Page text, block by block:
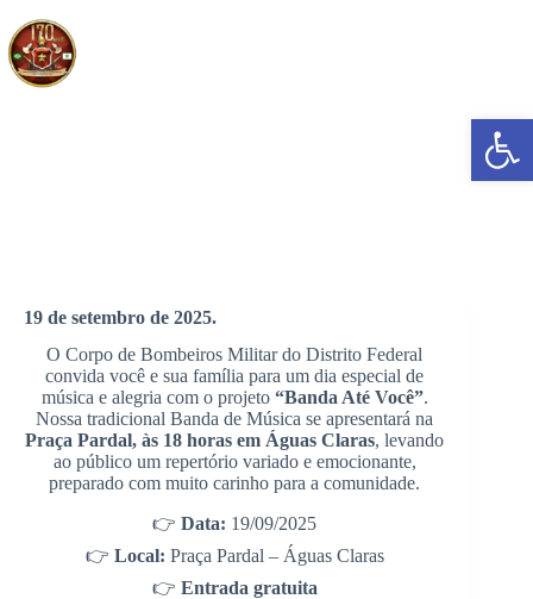
Abrir a barra de ferramentas
para
conteúdo
19 de setembro de 2025.
O Corpo de Bombeiros Militar do Distrito Federal
convida você e sua família para um dia especial de
música e alegria com o projeto “Banda Até Você”.
Nossa tradicional Banda de Música se apresentará na
Praça Pardal, às 18 horas em Águas Claras, levando
ao público um repertório variado e emocionante,
preparado com muito carinho para a comunidade.
👉Data: 19/09/2025
👉 Local: Praça Pardal – Águas Claras
👉 Entrada gratuita